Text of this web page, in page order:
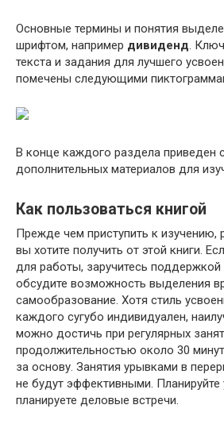
Основные термины и понятия
шрифтом, например дивиденд.
текста и задания для лучшего
помечены следующими
В конце каждого раздела приведен
дополнительных материалов для
Как пользоваться книгой
Прежде чем приступить к изучению,
вы хотите получить от этой книги.
для работы, заручитесь поддержкой
обсудите возможность выделения
самообразование. Хотя стиль
каждого сугубо индивидуален,
можно достичь при регулярных
продолжительностью около 30
за основу. Занятия урывками в
не будут эффективными. Планируйте
планируете деловые встречи.